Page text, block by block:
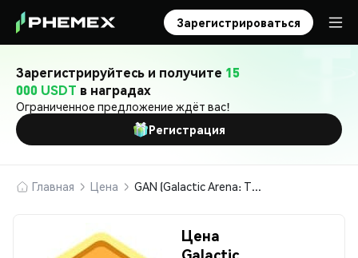
Зарегистрироваться
Зарегистрируйтесь и получите 15
000 USDT в наградах
Ограниченное предложение ждёт вас!
Регистрация
Главная Цена GAN (Galactic Arena: The NFTverse)
Цена